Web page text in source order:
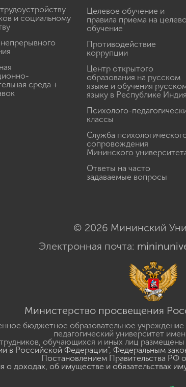
и социальному
среда +
Целевое обучение и
правила приема на
обучение
Противодействие
коррупции
Центр открытого
образования на русском
языке и обучения
языку в Республике Индия
Психолого-
классы
Служба
сопровождения
Мининского
Ответы на часто
задаваемые вопросы
© 2026 Мининский
Электронная почта:
Министерство просвещения
бюджетное образовательное
педагогический университет
обучающихся и иных лиц размещены
в Российской Федерации", Федеральным
Постановлением Правительства РФ
о доходах, об имуществе и обязательствах